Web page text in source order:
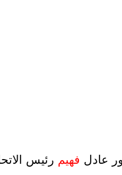
عادل فهيم رئيس